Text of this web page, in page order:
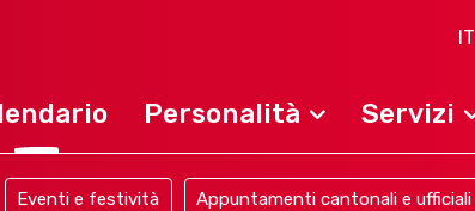
IT
Personalità Servizi
Eventi e festività Appuntamenti cantonali e ufficiali